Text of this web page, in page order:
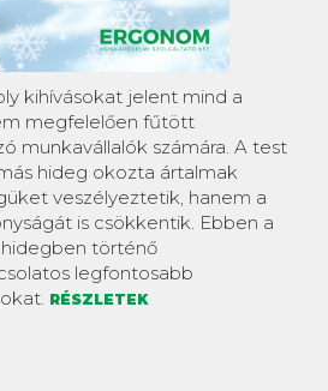
kihívásokat jelent mind a
megfelelően fűtött
munkavállalók számára. A test
hideg okozta ártalmak
veszélyeztetik, hanem a
is csökkentik. Ebben a
történő
legfontosabb
RÉSZLETEK